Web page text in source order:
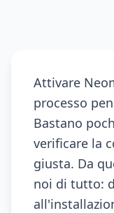
Attivare
processo
Bastano
verificare la
giusta. Da
noi di tutto: